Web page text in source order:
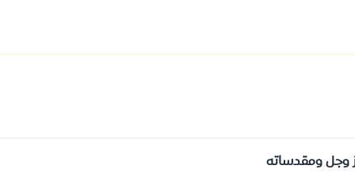
وجل ومقدساته